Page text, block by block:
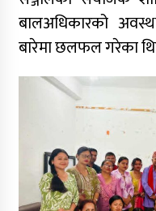
बालअधिकारको
बारेमा छलफल गरेका